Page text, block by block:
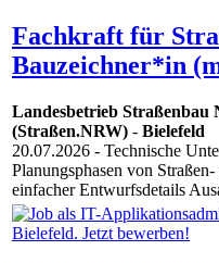
Fachkraft für
Bauzeichner*in
Landesbetrieb Straßenbau
(Straßen.NRW) - Bielefeld
20.07.2026 - Technische
Planungsphasen von
einfacher Entwurfsdetails